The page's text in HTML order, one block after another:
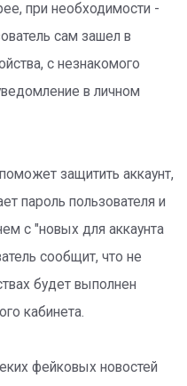
при необходимости -
сам зашел в
с незнакомого
в личном
защитить аккаунт,
пароль пользователя и
с "новых для аккаунта
сообщит, что не
будет выполнен
кабинета.
фейковых новостей